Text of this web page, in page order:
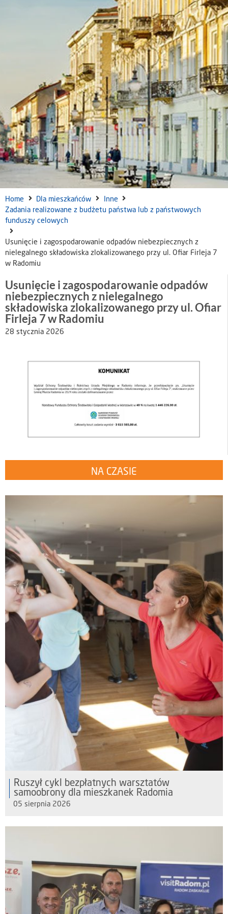
Home Dla mieszkańców
Inne
Zadania realizowane z budżetu państwa lub z państwowych
funduszy celowych
Usunięcie i zagospodarowanie odpadów niebezpiecznych z
nielegalnego składowiska zlokalizowanego przy ul. Ofiar Firleja 7
w Radomiu
Usunięcie i zagospodarowanie odpadów
niebezpiecznych z nielegalnego
składowiska zlokalizowanego przy ul. Ofiar
Firleja 7 w Radomiu
28 stycznia 2026
NA CZASIE
Ruszył cykl bezpłatnych warsztatów
samoobrony dla mieszkanek Radomia
05 sierpnia 2026